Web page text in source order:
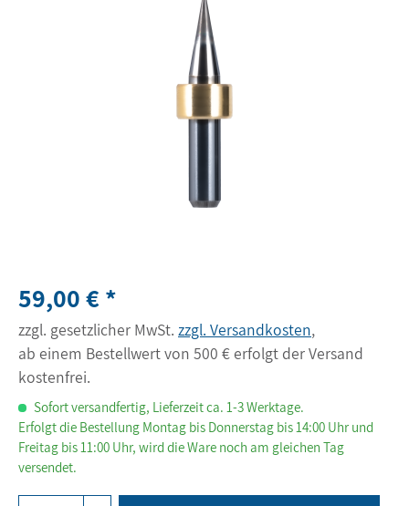
59,00 € *
zzgl. gesetzlicher MwSt. zzgl. Versandkosten,
ab einem Bestellwert von 500 € erfolgt der Versand
kostenfrei.
Sofort versandfertig, Lieferzeit ca. 1-3 Werktage.
Erfolgt die Bestellung Montag bis Donnerstag bis 14:00 Uhr und
Freitag bis 11:00 Uhr, wird die Ware noch am gleichen Tag
versendet.